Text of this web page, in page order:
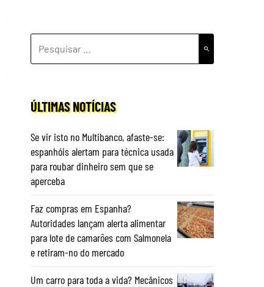
POR:
ÚLTIMAS NOTÍCIAS
Se vir isto no Multibanco, afaste-se:
espanhóis alertam para técnica usada
para roubar dinheiro sem que se
aperceba
Faz compras em Espanha?
Autoridades lançam alerta alimentar
para lote de camarões com Salmonela
e retiram-no do mercado
Um carro para toda a vida? Mecânicos